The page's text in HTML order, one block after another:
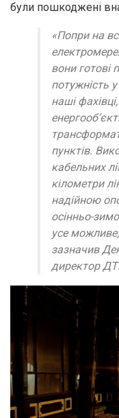
були пошкоджені
«Попри на
вони готові
потужність
наші
пунктів.
кабельних
кілометри
надійною
осінньо-
усе
зазначив
директор